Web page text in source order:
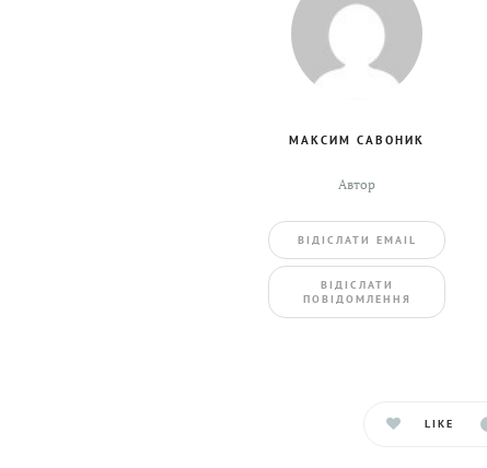
МАКСИМ САВОНИК
Автор
ВIДIСЛАТИ EMAIL
BIДIСЛАТИ
ПОВIДОМЛЕННЯ
LIKE